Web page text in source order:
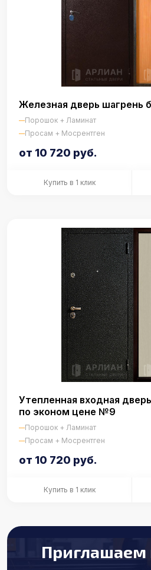
Железная дверь шагрень
Порошок + Ламинат
Просам + Мосрентген
от 10 720 руб.
Купить в 1 клик
Утепленная входная
по эконом цене №9
Порошок + Ламинат
Просам + Мосрентген
от 10 720 руб.
Купить в 1 клик
Приглашаем